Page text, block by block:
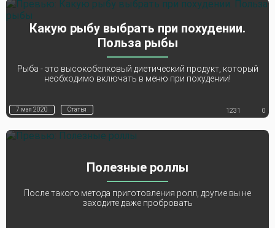
Какую рыбу выбрать при похудении.
Польза рыбы
Рыба - это высокобелковый диетический продукт, который
необходимо включать в меню при похудении!
7 мая 2020 Статья 1231 0
Полезные роллы
После такого метода приготовления ролл, другие вы не
заходите даже пробровать